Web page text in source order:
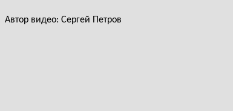
Автор видео: Сергей Петров